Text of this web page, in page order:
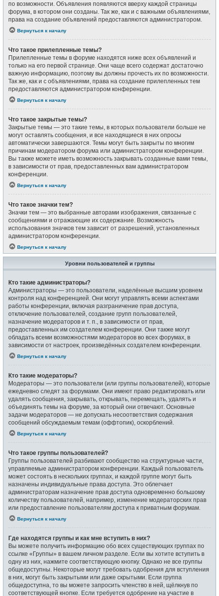
по возможности. Объявления появляются вверху каждой страницы
форума, в котором они созданы. Так же, как и с важными объявлениями,
права на создание объявлений предоставляются администратором.
Вернуться к началу
Что такое прилепленные темы?
Прилепленные темы в форуме находятся ниже всех объявлений и
только на его первой странице. Они чаще всего содержат достаточно
важную информацию, поэтому вы должны прочесть их по возможности.
Так же, как и с объявлениями, права на создание прилепленных тем
предоставляются администратором конференции.
Вернуться к началу
Что такое закрытые темы?
Закрытые темы — это такие темы, в которых пользователи больше не
могут оставлять сообщения, и все находящиеся в них опросы
автоматически завершаются. Темы могут быть закрыты по многим
причинам модератором форума или администратором конференции.
Вы также можете иметь возможность закрывать созданные вами темы,
в зависимости от прав, предоставленных вам администратором
конференции.
Вернуться к началу
Что такое значки тем?
Значки тем — это выбранные авторами изображения, связанные с
сообщениями и отражающие их содержание. Возможность
использования значков тем зависит от разрешений, установленных
администратором конференции.
Вернуться к началу
Уровни пользователей и группы
Кто такие администраторы?
Администраторы — это пользователи, наделённые высшим уровнем
контроля над конференцией. Они могут управлять всеми аспектами
работы конференции, включая разграничение прав доступа,
отключение пользователей, создание групп пользователей,
назначение модераторов и т. п., в зависимости от прав,
предоставленных им создателем конференции. Они также могут
обладать всеми возможностями модераторов во всех форумах, в
зависимости от настроек, произведённых создателем конференции.
Вернуться к началу
Кто такие модераторы?
Модераторы — это пользователи (или группы пользователей), которые
ежедневно следят за форумами. Они имеют право редактировать или
удалять сообщения, закрывать, открывать, перемещать, удалять и
объединять темы на форуме, за который они отвечают. Основные
задачи модераторов — не допускать несоответствия содержания
сообщений обсуждаемым темам (оффтопик), оскорблений.
Вернуться к началу
Что такое группы пользователей?
Группы пользователей разбивают сообщество на структурные части,
управляемые администратором конференции. Каждый пользователь
может состоять в нескольких группах, и каждой группе могут быть
назначены индивидуальные права доступа. Это облегчает
администраторам назначение прав доступа одновременно большому
количеству пользователей, например, изменение модераторских прав
или предоставление пользователям доступа к приватным форумам.
Вернуться к началу
Где находятся группы и как мне вступить в них?
Вы можете получить информацию обо всех существующих группах по
ссылке «Группы» в вашем личном разделе. Если вы хотите вступить в
одну из них, нажмите соответствующую кнопку. Однако не все группы
общедоступны. Некоторые могут требовать одобрения для вступления
в них, могут быть закрытыми или даже скрытыми. Если группа
общедоступна, то вы можете запросить членство в ней, щёлкнув по
соответствующей кнопке. Если требуется одобрение на участие в